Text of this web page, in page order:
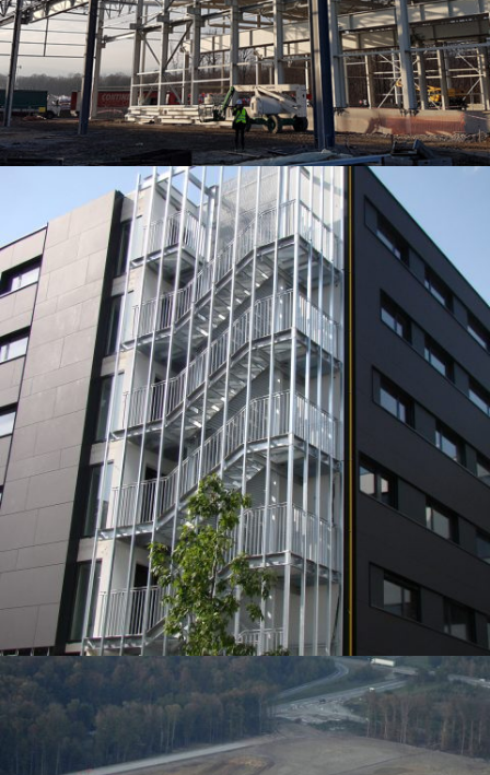
KUHN MGM – EXTENSION DE L’UNITÉ DE RÉCEPTION – MONTAGE –
EXPÉDITION. ETUDES AVP-PRO-EXE. ENVIRON 2400T DE CHARPENTE.
ESCALIER DE SECOURS – LOGEMENTS ÉTUDIANT À STRASBOURG